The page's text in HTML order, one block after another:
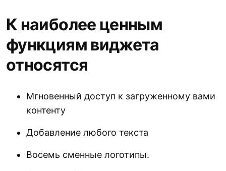
К наиболее ценным
функциям виджета
относятся
Мгновенный доступ к загруженному вами
контенту
Добавление любого текста
Восемь сменные логотипы.